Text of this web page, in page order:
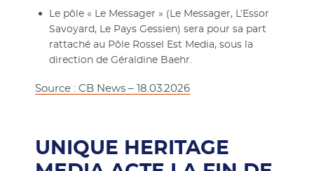
Le pôle « Le Messager » (Le Messager, L’Essor
Savoyard, Le Pays Gessien) sera pour sa part
rattaché au Pôle Rossel Est Media, sous la
direction de Géraldine Baehr.
Source : CB News – 18.03.2026
UNIQUE HERITAGE